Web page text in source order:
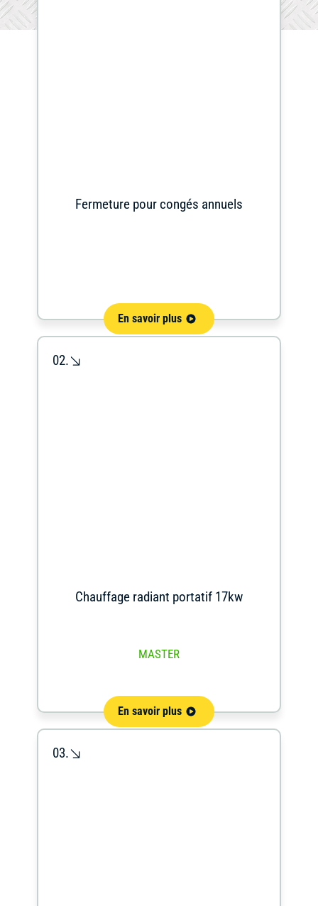
Fermeture pour congés annuels
En savoir plus
02.
Chauffage radiant portatif 17kw
MASTER
En savoir plus
03.